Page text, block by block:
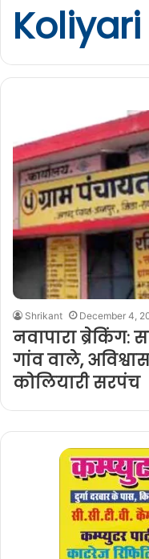
Shrikant December 4,
नवापारा
गांव वाले,
कोलियारी सरपंच